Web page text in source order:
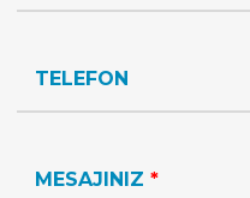
TELEFON
MESAJINIZ *